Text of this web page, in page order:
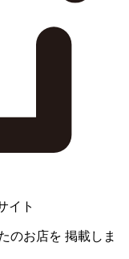
イト
のお店を 掲載しま